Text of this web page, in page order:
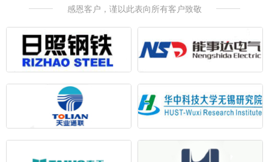
感恩客户，谨以此表向所有客户致敬